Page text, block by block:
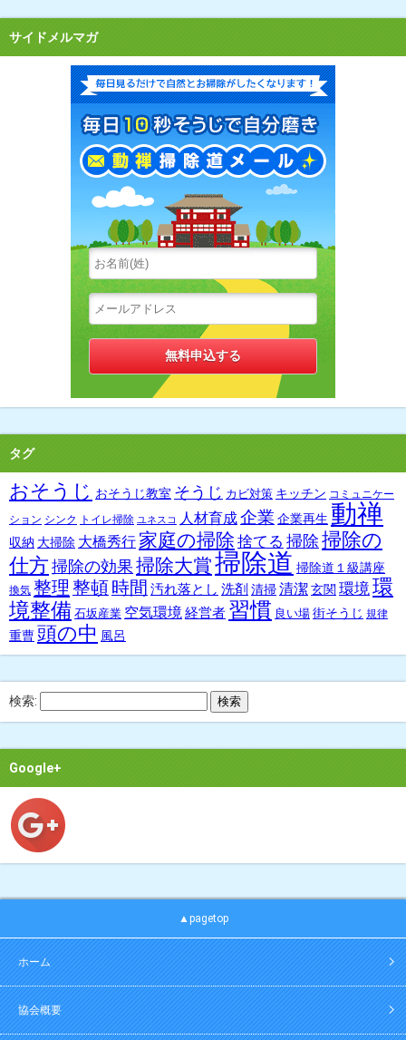
サイドメルマガ
タグ
おそうじ おそうじ教室 そうじ カビ対策 キッチン コミュニケー
ション シンク トイレ掃除 ユネスコ 人材育成企業 企業再生 動禅
収納 大掃除 大橋秀行 家庭の掃除 捨てる 掃除掃除の
仕方掃除の効果掃除大賞掃除道 掃除道１級講座
換気 整理 整頓時間 汚れ落とし 洗剤 清掃清潔玄関 環境環
境整備 石坂産業 空気環境経営者 習慣 良い場 街そうじ 規律
重曹頭の中 風呂
検索:
Google+
▲pagetop
ホーム
協会概要